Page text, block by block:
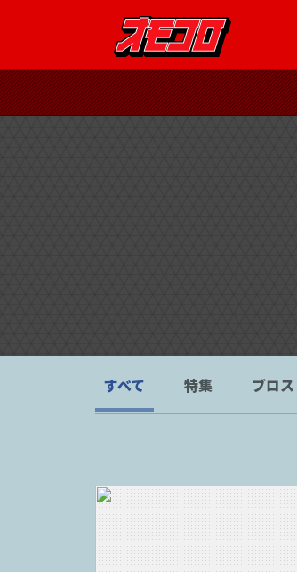
すべて 特集 ブロス